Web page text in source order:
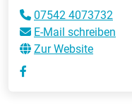
07542 4073732
E-Mail schreiben
Zur Website